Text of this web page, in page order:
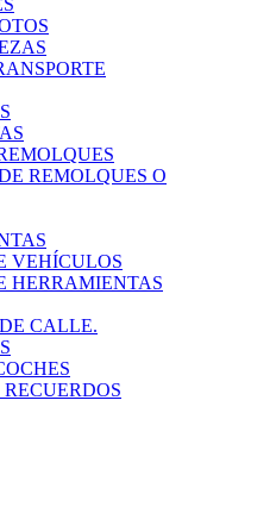
REMOLQUES O
VEHÍCULOS
HERRAMIENTAS
CALLE.